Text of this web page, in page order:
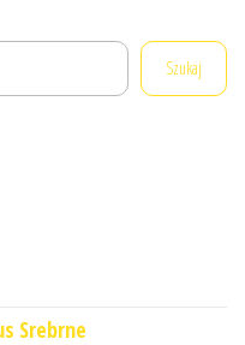
Szukaj
Srebrne